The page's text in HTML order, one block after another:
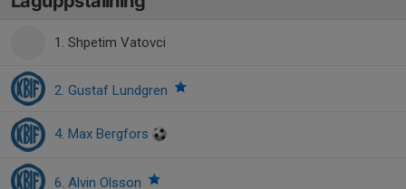
1. Shpetim Vatovci
2. Gustaf Lundgren
4. Max Bergfors
6. Alvin Olsson